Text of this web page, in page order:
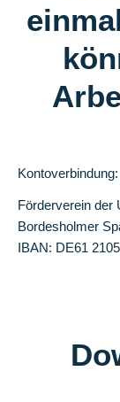
Kontoverbindung:
Förderverein der
Bordesholmer
IBAN: DE61